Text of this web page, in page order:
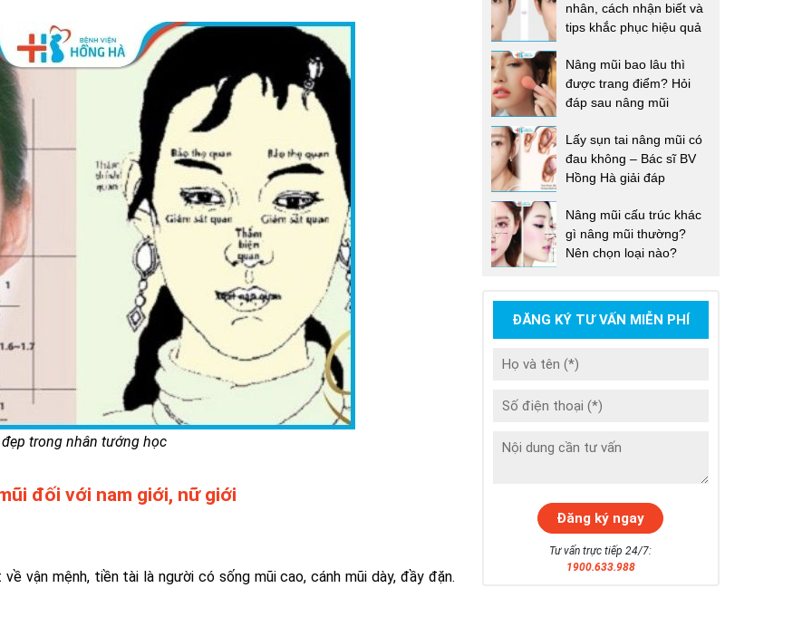
trong nhân tướng học
đối với nam giới, nữ giới
vận mệnh, tiền tài là người có sống mũi cao, cánh mũi dày, đầy đặn.
nhân, cách nhận biết và
tips khắc phục hiệu quả
Nâng mũi bao lâu thì
được trang điểm? Hỏi
đáp sau nâng mũi
Lấy sụn tai nâng mũi có
đau không – Bác sĩ BV
Hồng Hà giải đáp
Nâng mũi cấu trúc khác
gì nâng mũi thường?
Nên chọn loại nào?
ĐĂNG KÝ TƯ VẤN MIỄN PHÍ
Tư vấn trực tiếp 24/7:
1900.633.988